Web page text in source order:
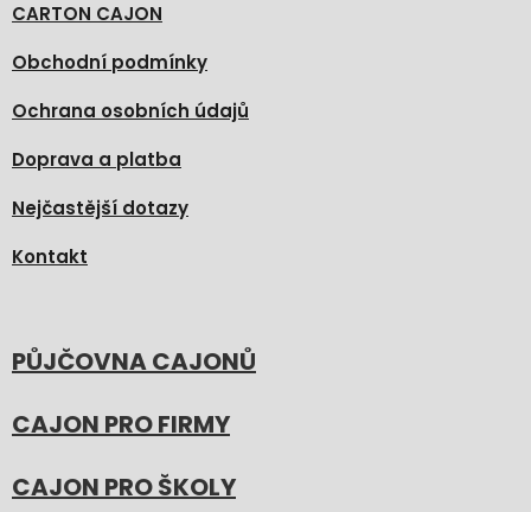
CARTON CAJON
Obchodní podmínky
Ochrana osobních údajů
Doprava a platba
Nejčastější dotazy
Kontakt
PŮJČOVNA CAJONŮ
CAJON PRO FIRMY
CAJON PRO ŠKOLY